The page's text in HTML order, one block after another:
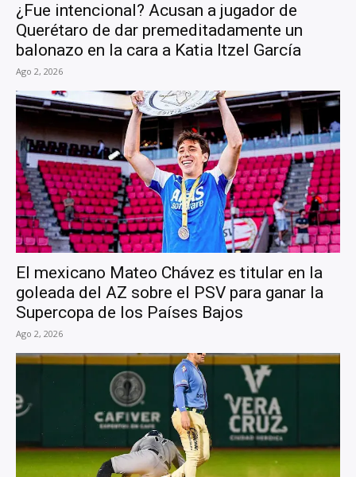
¿Fue intencional? Acusan a jugador de
Querétaro de dar premeditadamente un
balonazo en la cara a Katia Itzel García
Ago 2, 2026
El mexicano Mateo Chávez es titular en la
goleada del AZ sobre el PSV para ganar la
Supercopa de los Países Bajos
Ago 2, 2026